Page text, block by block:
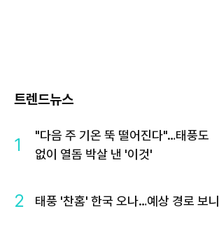
트렌드뉴스
1
"다음 주 기온 뚝 떨어진다"…태풍도
없이 열돔 박살 낸 '이것'
2 태풍 '찬홈' 한국 오나…예상 경로 보니